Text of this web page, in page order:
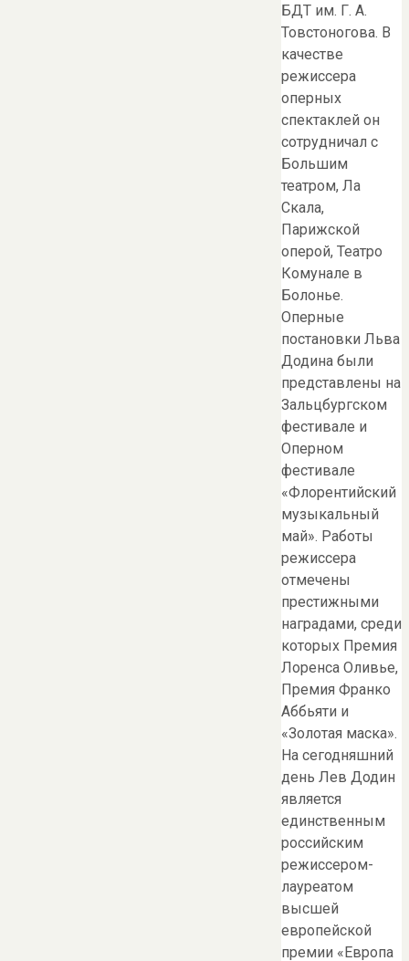
БДТ им. Г. А.
Товстоногова. В
качестве
режиссера
оперных
спектаклей он
сотрудничал с
Большим
театром, Ла
Скала,
Парижской
оперой, Театро
Комунале в
Болонье.
Оперные
постановки Льва
Додина были
представлены на
Зальцбургском
фестивале и
Оперном
фестивале
«Флорентийский
музыкальный
май». Работы
режиссера
отмечены
престижными
наградами, среди
которых Премия
Лоренса Оливье,
Премия Франко
Аббьяти и
«Золотая маска».
На сегодняшний
день Лев Додин
является
единственным
российским
режиссером-
лауреатом
высшей
европейской
премии «Европа